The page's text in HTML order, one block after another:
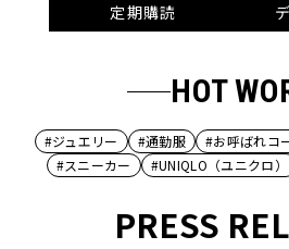
定期購読
HOT
#ジュエリー #通勤服 #お呼ばれコ
#スニーカー
#UNIQLO（ユニクロ）
PRESS